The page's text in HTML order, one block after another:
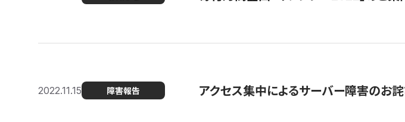
2022.11.15 障害報告 アクセス集中によるサーバー障害のお